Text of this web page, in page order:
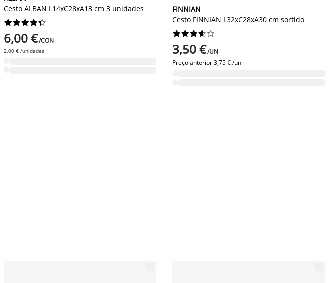
Cesto ALBAN L14xC28xA13 cm 3 unidades






6,00 €/CON
2,00 € /unidades
FINNIAN
Cesto FINNIAN L32xC28xA30 cm sortido






3,50 €/UN
Preço anterior3,75 € /un